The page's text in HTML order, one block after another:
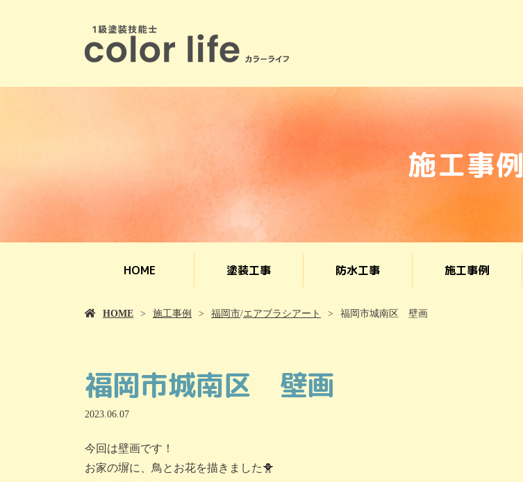
施工事例
HOME 塗装工事 防水工事 施工事例
HOME 施工事例 福岡市/エアブラシアート 福岡市城南区 壁画
福岡市城南区 壁画
2023.06.07
今回は壁画です！
お家の塀に、鳥とお花を描きました🐥